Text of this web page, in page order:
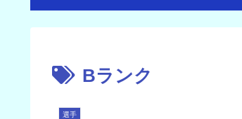
Bランク
選手